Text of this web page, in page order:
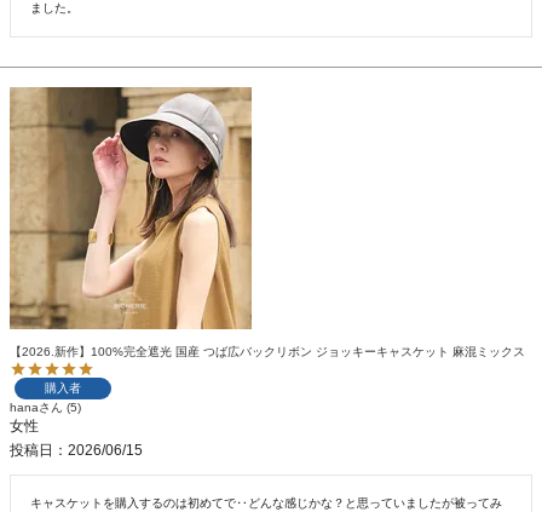
ました。
【2026.新作】100%完全遮光 国産 つば広バックリボン ジョッキーキャスケット 麻混ミックス
購入者
hana
5
女性
投稿日
2026/06/15
キャスケットを購入するのは初めてで‥どんな感じかな？と思っていましたが被ってみ